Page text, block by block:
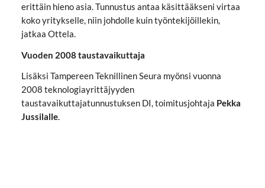
erittäin hieno asia. Tunnustus antaa käsittääkseni virtaa
koko yritykselle, niin johdolle kuin työntekijöillekin,
jatkaa Ottela.
Vuoden 2008 taustavaikuttaja
Lisäksi Tampereen Teknillinen Seura myönsi vuonna
2008 teknologiayrittäjyyden
taustavaikuttajatunnustuksen DI, toimitusjohtaja Pekka
Jussilalle.